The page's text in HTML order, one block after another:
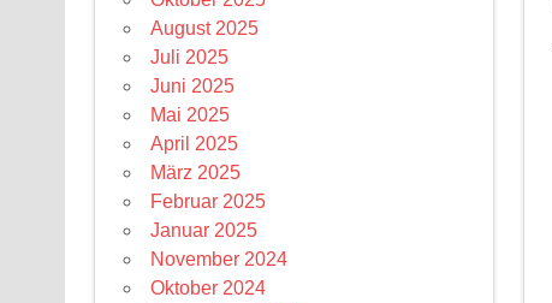
August 2025
Juli 2025
Juni 2025
Mai 2025
April 2025
März 2025
Februar 2025
Januar 2025
November 2024
Oktober 2024